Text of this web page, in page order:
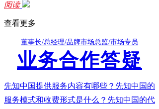
阅读
查看更多
董事长/总经理/品牌市场总监/市场专员
业务合作答疑
先知中国提供服务内容有哪些？先知中国的
服务模式和收费形式是什么？先知中国的代